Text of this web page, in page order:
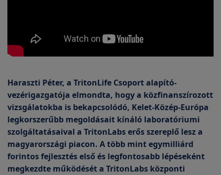
Haraszti Péter, a TritonLife Csoport alapító-
vezérigazgatója elmondta, hogy a közfinanszírozott
vizsgálatokba is bekapcsolódó, Kelet-Közép-Európa
legkorszerűbb megoldásait kínáló laboratóriumi
szolgáltatásaival a TritonLabs erős szereplő lesz a
magyarországi piacon. A több mint egymilliárd
forintos fejlesztés első és legfontosabb lépéseként
megkezdte működését a TritonLabs központi